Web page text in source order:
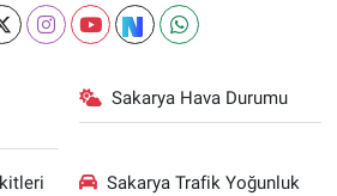
Sakarya Hava Durumu
Sakarya Trafik Yoğunluk